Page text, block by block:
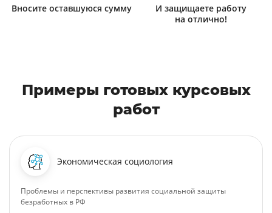
Вносите оставшуюся сумму
И защищаете работу
на отлично!
Примеры готовых курсовых
работ
Экономическая социология
Проблемы и перспективы развития социальной защиты
безработных в РФ